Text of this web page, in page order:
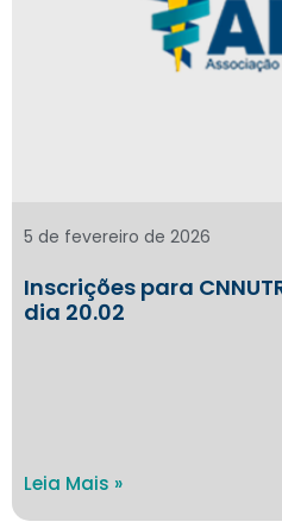
Inscrições para
dia 20.02
5 de fevereiro de 2026
Leia Mais »